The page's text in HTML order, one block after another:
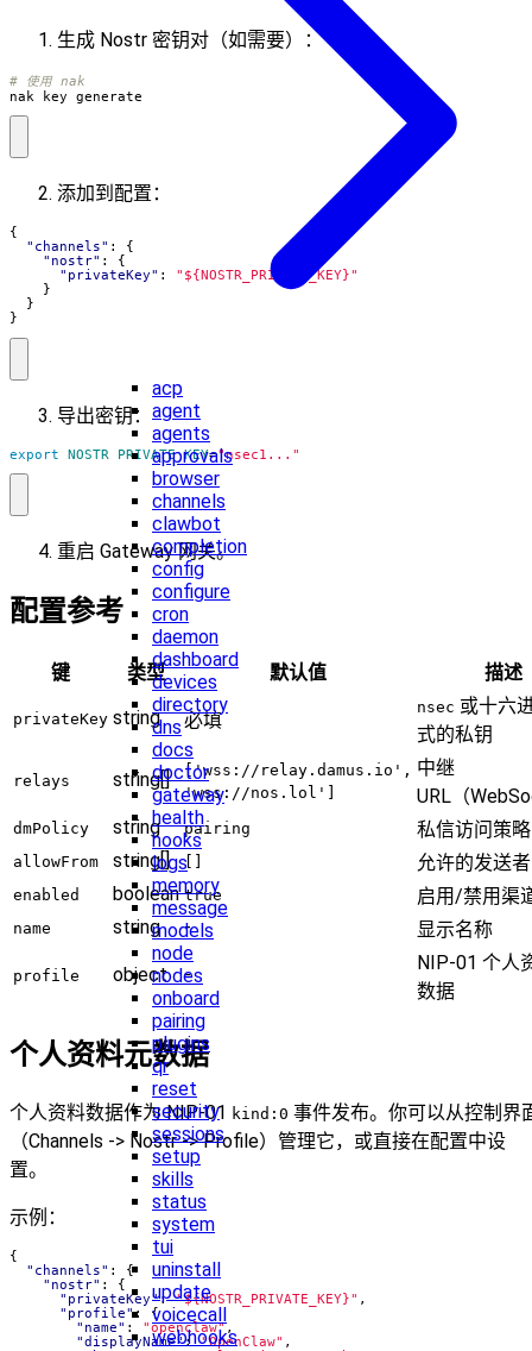
acp
agent
agents
approvals
browser
channels
clawbot
completion
config
configure
cron
daemon
dashboard
devices
directory
dns
docs
doctor
gateway
health
hooks
logs
memory
message
models
node
nodes
onboard
pairing
plugins
qr
reset
security
sessions
setup
skills
status
system
tui
uninstall
update
voicecall
webhooks
生成 Nostr 密钥对（如需要）：
# 使用 nak
nak key generate
添加到配置：
{
"channels" :
{
"nostr" :
{
"privateKey" :
"${NOSTR_PRIVATE_KEY}"
}
}
}
导出密钥：
export NOSTR_PRIVATE_KEY="nsec1..."
重启 Gateway 网关。
配置参考
键 类型 默认值 描述
privateKey string 必填
nsec 或十六
式的私钥
relays string[]
['wss://relay.damus.io',
'wss://nos.lol']
中继
URL（
dmPolicy string pairing 私信访问策略
allowFrom string[] [] 允许的发送
enabled boolean true 启用/禁用渠
name string - 显示名称
profile object -
NIP-01 个人
数据
个人资料元数据
个人资料数据作为 NIP-01 kind:0 事件发布。你可以从控制界
（Channels -> Nostr -> Profile）管理它，或直接在配置中设
置。
示例：
{
"channels" :
{
"nostr" :
{
"privateKey": "${NOSTR_PRIVATE_KEY}" ,
"profile":
{
"name" : "openclaw",
"displayName": "OpenClaw" ,